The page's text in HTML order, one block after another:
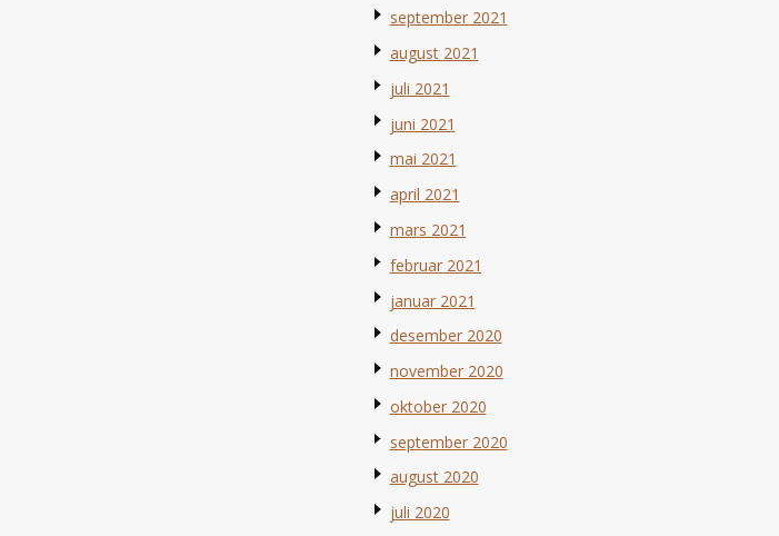
september 2021
august 2021
juli 2021
juni 2021
mai 2021
april 2021
mars 2021
februar 2021
januar 2021
desember 2020
november 2020
oktober 2020
september 2020
august 2020
juli 2020